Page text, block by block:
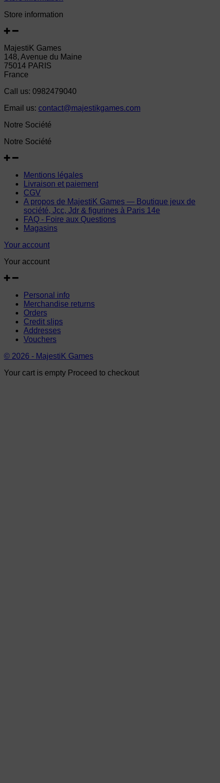
Store information
MajestiK Games
148, Avenue du Maine
75014 PARIS
France
Call us: 0982479040
Email us: contact@majestikgames.com
Notre Société
Notre Société
Mentions légales
Livraison et paiement
CGV
A propos de MajestiK Games — Boutique jeux de
société, Jcc, Jdr & figurines à Paris 14e
FAQ - Foire aux Questions
Magasins
Your account
Your account
Personal info
Merchandise returns
Orders
Credit slips
Addresses
Vouchers
© 2026 - MajestiK Games
Your cart is empty Proceed to checkout